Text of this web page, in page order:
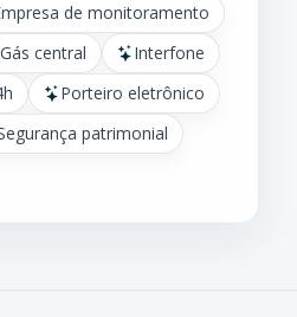
de monitoramento
Gás central
Interfone
Porteiro eletrônico
patrimonial